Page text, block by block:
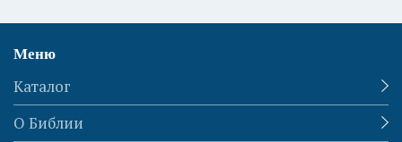
Меню
Каталог
О Библии